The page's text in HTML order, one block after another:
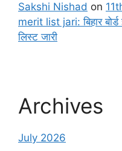
Sakshi Nishad on
merit list jari: बिहार
लिस्ट जारी
Archives
July 2026